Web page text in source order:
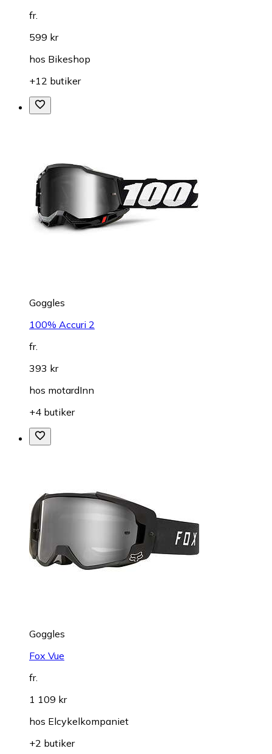
fr.
599 kr
hos Bikeshop
+12 butiker
Goggles
100% Accuri 2
fr.
393 kr
hos motardInn
+4 butiker
Goggles
Fox Vue
fr.
1 109 kr
hos Elcykelkompaniet
+2 butiker